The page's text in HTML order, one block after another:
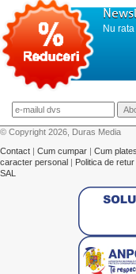
Nu
© Copyright 2026, Duras Media
Contact | Cum cumpar | Cum
caracter personal | Politica de retur
SAL